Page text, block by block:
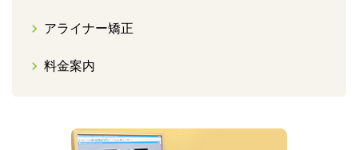
アライナー矯正
料金案内